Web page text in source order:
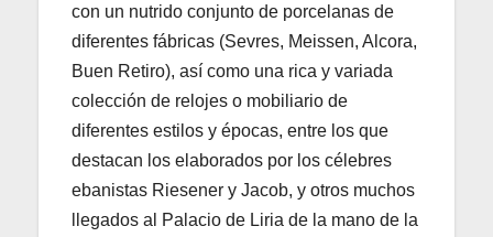
con un nutrido conjunto de porcelanas de
diferentes fábricas (Sevres, Meissen, Alcora,
Buen Retiro), así como una rica y variada
colección de relojes o mobiliario de
diferentes estilos y épocas, entre los que
destacan los elaborados por los célebres
ebanistas Riesener y Jacob, y otros muchos
llegados al Palacio de Liria de la mano de la